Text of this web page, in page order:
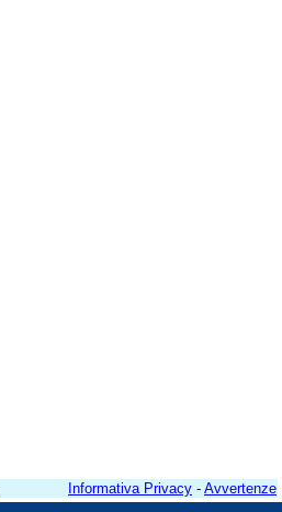
Informativa Privacy - Avvertenze